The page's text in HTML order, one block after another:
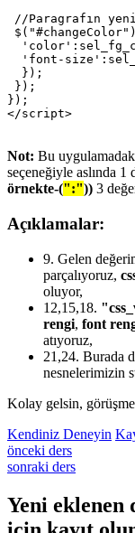
//Paragrafın
'font-
  });
});
});
Not: Bu
seçeneğiyle aslında 1
örnekte-(":")) 3
Açıklamalar:
9. Gelen
parçalıyoruz,
oluyor,
12,15,18.
rengi, font
atıyoruz,
21,24. Burada
nesnelerimizin
Kolay gelsin,
Kendiniz Deneyin
önceki ders
sonraki ders
Yeni eklenen